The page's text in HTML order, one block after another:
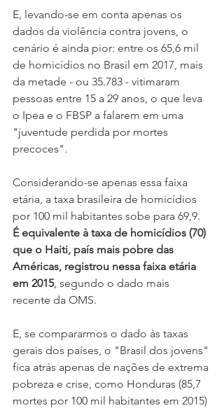
E, levando-se em conta apenas os
dados da violência contra jovens, o
cenário é ainda pior: entre os 65,6 mil
de homicídios no Brasil em 2017, mais
da metade - ou 35.783 - vitimaram
pessoas entre 15 a 29 anos, o que leva
o Ipea e o FBSP a falarem em uma
"juventude perdida por mortes
precoces".
Considerando-se apenas essa faixa
etária, a taxa brasileira de homicídios
por 100 mil habitantes sobe para 69,9.
É equivalente à taxa de homicídios (70)
que o Haiti, país mais pobre das
Américas, registrou nessa faixa etária
em 2015, segundo o dado mais
recente da OMS.
E, se compararmos o dado às taxas
gerais dos países, o "Brasil dos jovens"
fica atrás apenas de nações de extrema
pobreza e crise, como Honduras (85,7
mortes por 100 mil habitantes em 2015)